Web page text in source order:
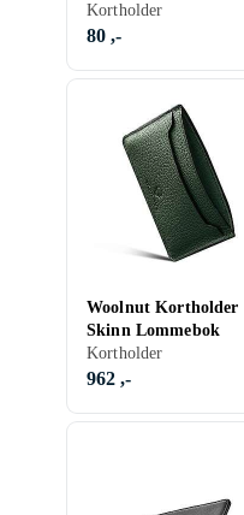
3M-tejp
Kortholder
80 ,-
Woolnut Kortholder
Skinn Lommebok
Kortholder
962 ,-